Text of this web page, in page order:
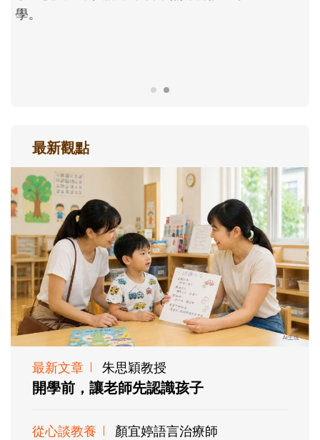
最新觀點
最新文章 朱思穎教授
開學前，讓老師先認識孩子
從心談教養 顏宜婷語言治療師